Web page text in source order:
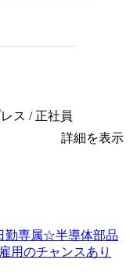
ス / 正社員
詳細を表示